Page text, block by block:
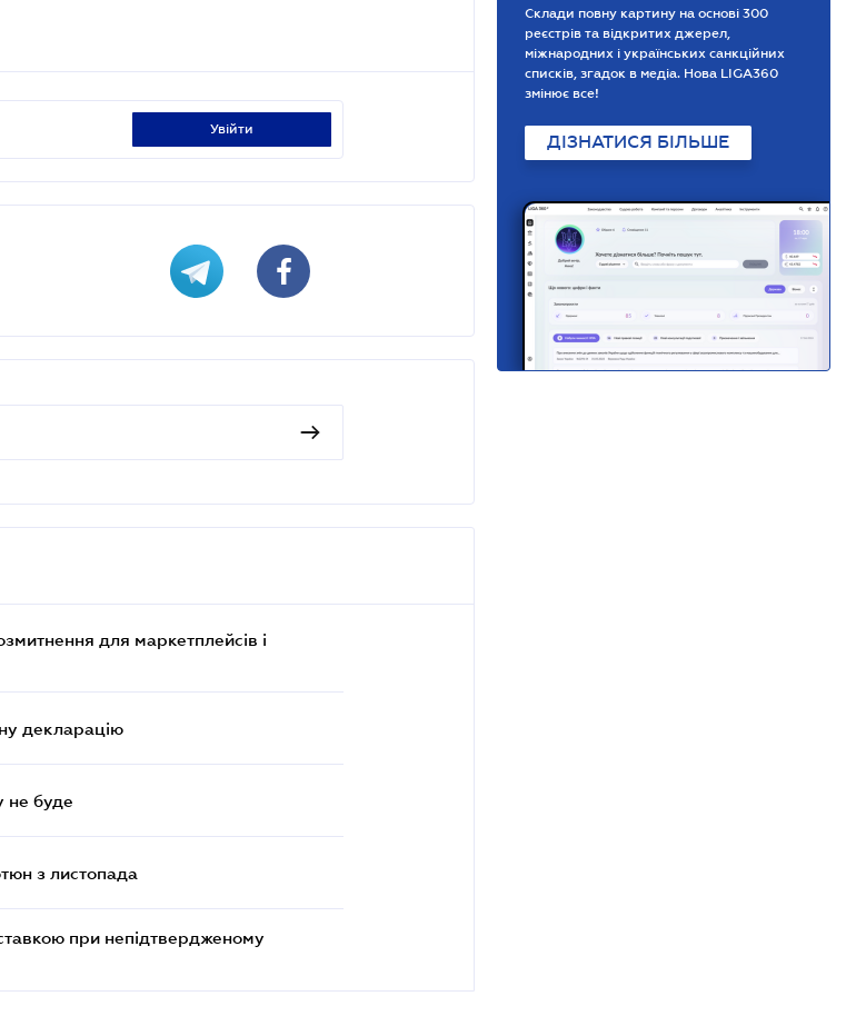
увійти
для маркетплейсів і
декларацію
не буде
з листопада
при непідтвердженому
Склади повну картину на основі 300
реєстрів та відкритих джерел,
міжнародних і українських санкційних
списків, згадок в медіа. Нова LIGA360
змінює все!
ДІЗНАТИСЯ БІЛЬШЕ